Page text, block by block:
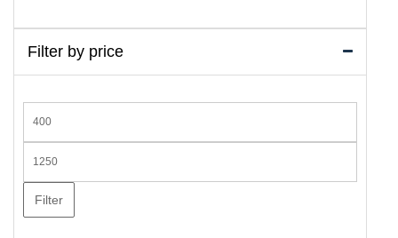
Filter by price
price
price
Filter